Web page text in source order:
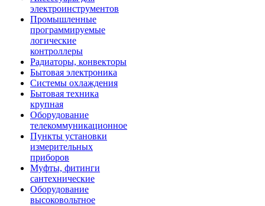
электроинструментов
Промышленные
программируемые
логические
контроллеры
Радиаторы, конвекторы
Бытовая электроника
Системы охлаждения
Бытовая техника
крупная
Оборудование
телекоммуникационное
Пункты установки
измерительных
приборов
Муфты, фитинги
сантехнические
Оборудование
высоковольтное